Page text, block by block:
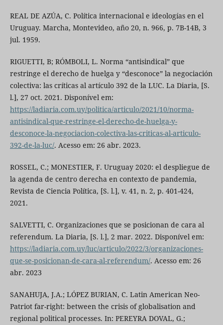
REAL DE AZÚA, C. Política internacional e ideologías en el
Uruguay. Marcha, Montevideo, año 20, n. 966, p. 7B-14B, 3
jul. 1959.
RIGUETTI, B; RÓMBOLI, L. Norma “antisindical” que
restringe el derecho de huelga y “desconoce” la negociación
colectiva: las críticas al artículo 392 de la LUC. La Diaria, [S.
l.], 27 oct. 2021. Disponível em:
https://ladiaria.com.uy/politica/articulo/2021/10/norma-
antisindical-que-restringe-el-derecho-de-huelga-y-
desconoce-la-negociacion-colectiva-las-criticas-al-articulo-
392-de-la-luc/. Acesso em: 26 abr. 2023.
ROSSEL, C.; MONESTIER, F. Uruguay 2020: el despliegue de
la agenda de centro derecha en contexto de pandemia,
Revista de Ciencia Política, [S. l.], v. 41, n. 2, p. 401-424,
2021.
SALVETTI, C. Organizaciones que se posicionan de cara al
referendum. La Diaria, [S. l.], 2 mar. 2022. Disponível em:
https://ladiaria.com.uy/luc/articulo/2022/3/organizaciones-
que-se-posicionan-de-cara-al-referendum/. Acesso em: 26
abr. 2023
SANAHUJA, J.A.; LÓPEZ BURIAN, C. Latin American Neo-
Patriot far-right: between the crisis of globalisation and
regional political processes. In: PEREYRA DOVAL, G.;